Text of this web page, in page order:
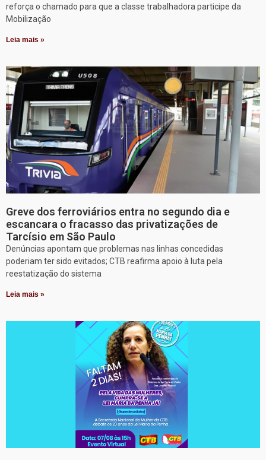
reforça o chamado para que a classe trabalhadora participe da
Mobilização
Leia mais »
Greve dos ferroviários entra no segundo dia e
escancara o fracasso das privatizações de
Tarcísio em São Paulo
Denúncias apontam que problemas nas linhas concedidas
poderiam ter sido evitados; CTB reafirma apoio à luta pela
reestatização do sistema
Leia mais »